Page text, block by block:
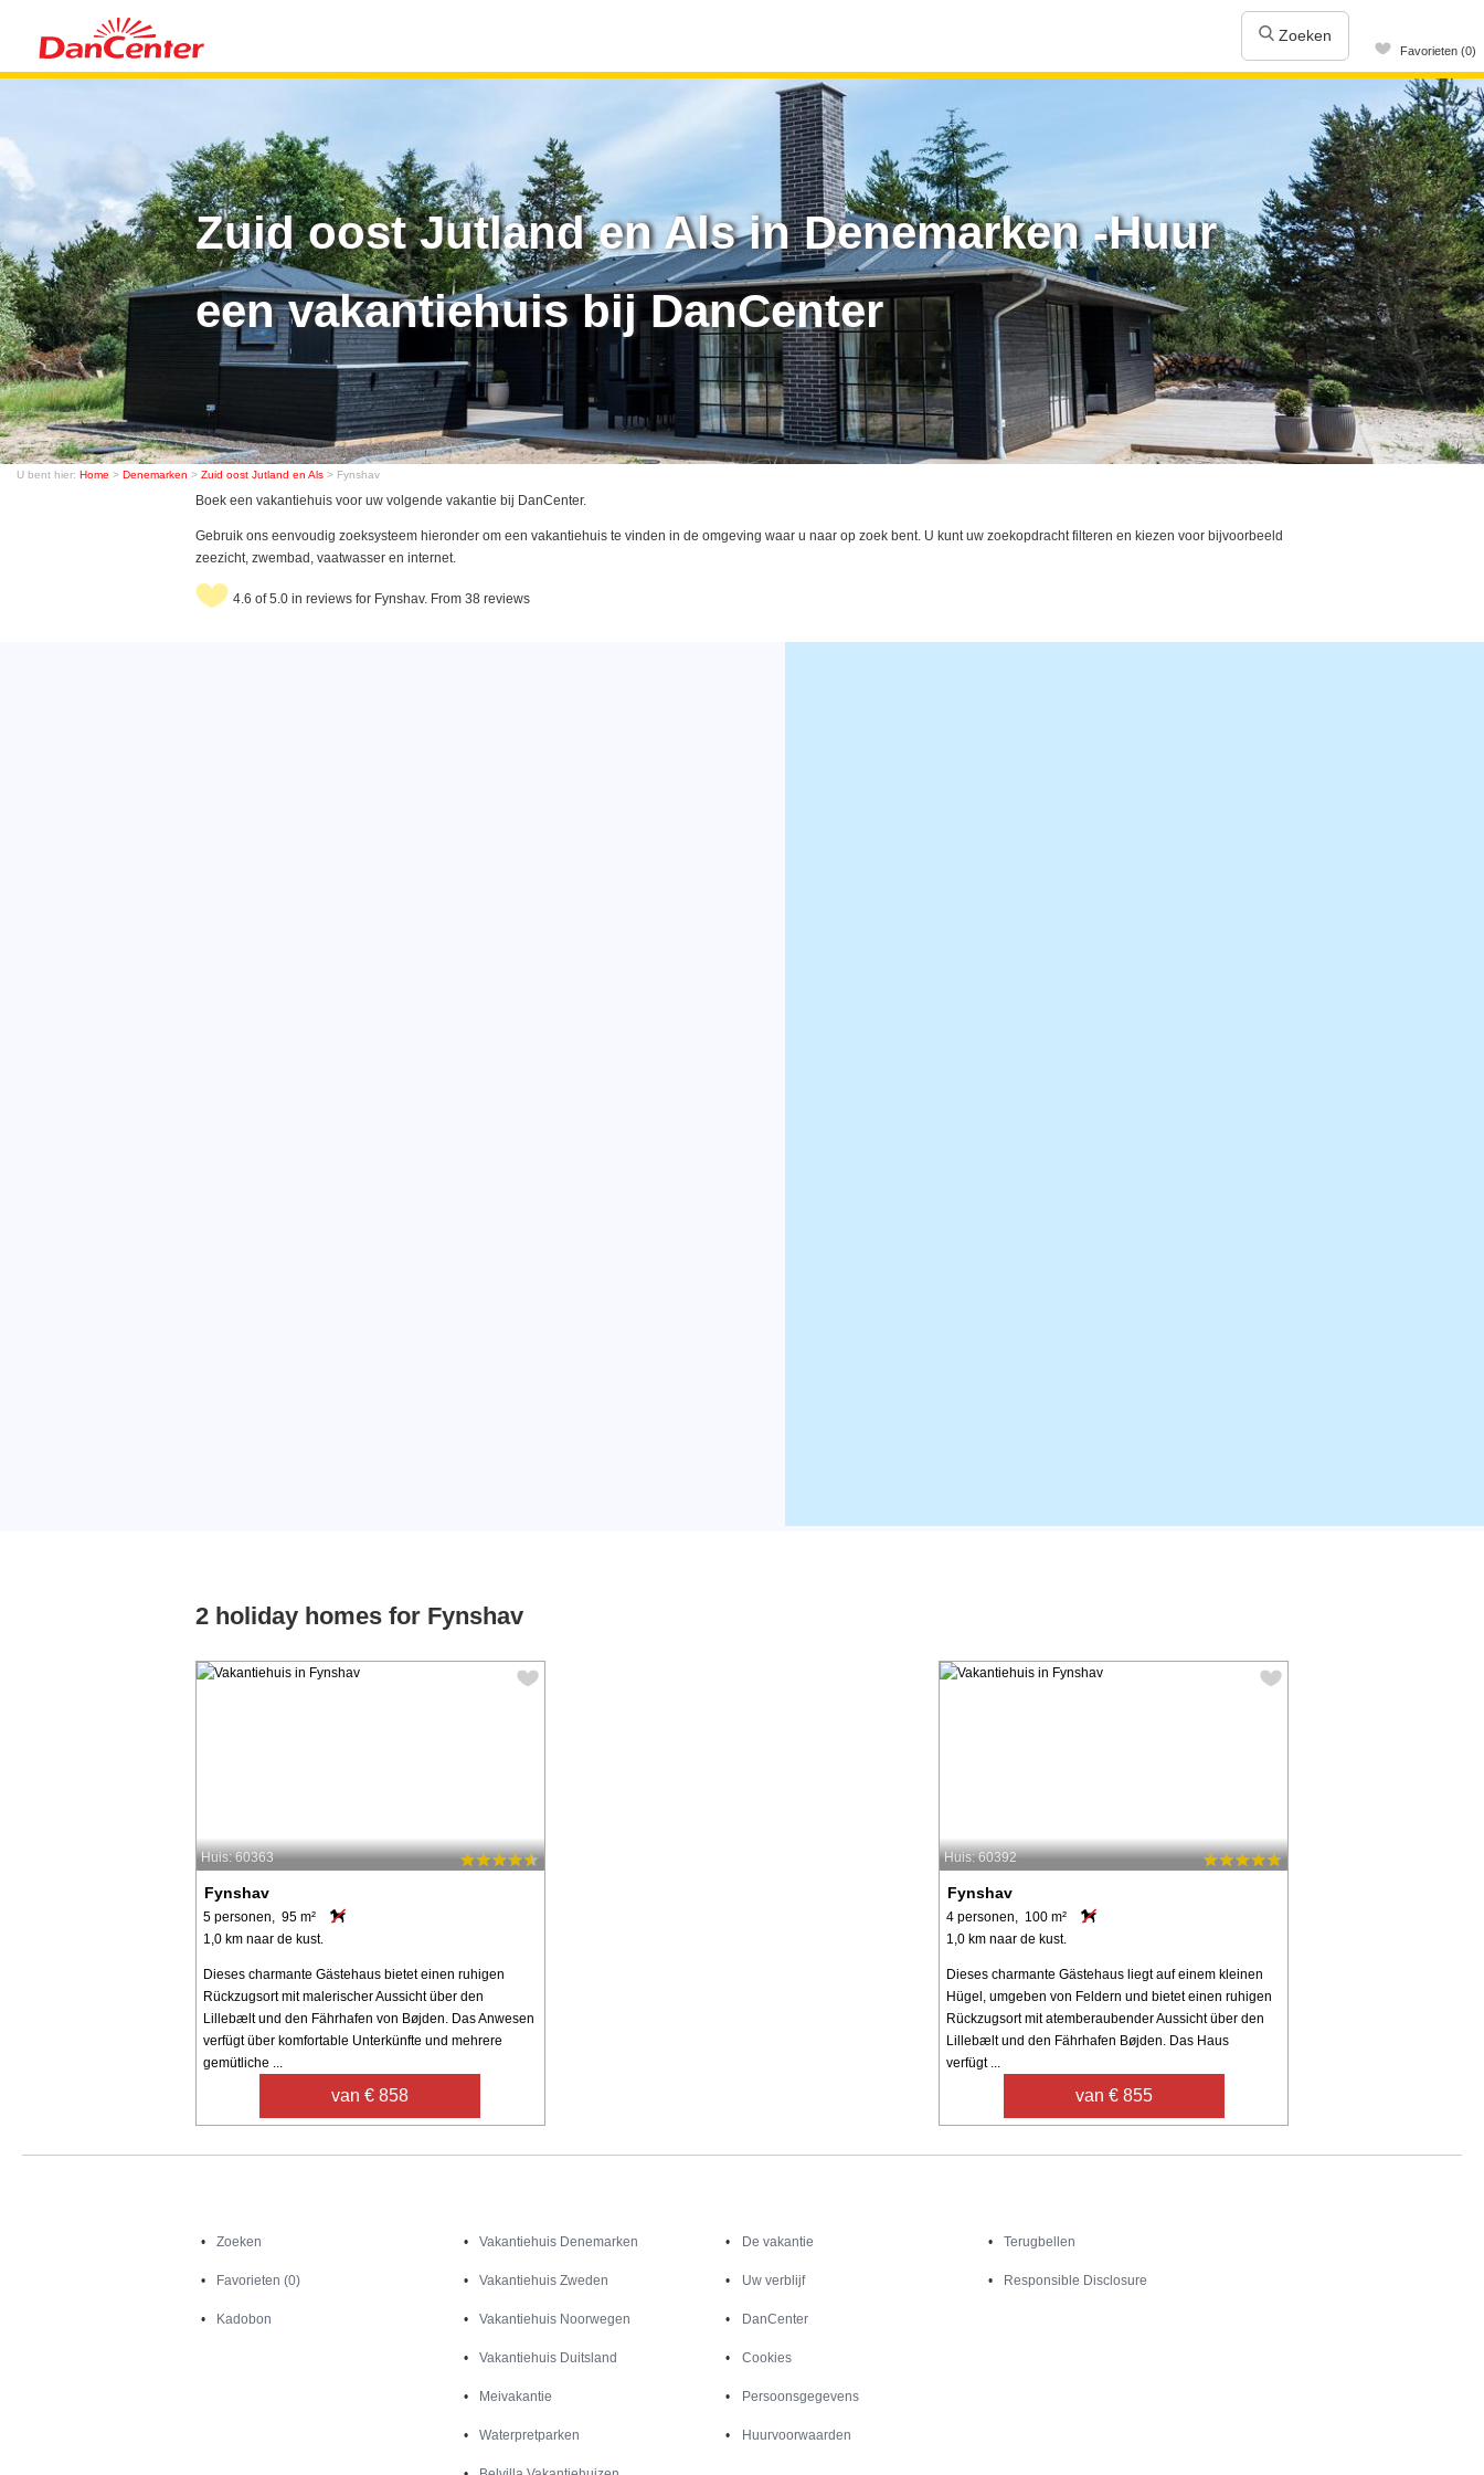
Zoeken
Favorieten (0)
Zuid oost Jutland en Als in Denemarken -Huur
een vakantiehuis bij DanCenter
U bent hier: Home > Denemarken > Zuid oost Jutland en Als > Fynshav
Boek een vakantiehuis voor uw volgende vakantie bij DanCenter.
Gebruik ons eenvoudig zoeksysteem hieronder om een vakantiehuis te vinden in de omgeving waar u naar op zoek bent. U kunt uw zoekopdracht filteren en kiezen voor bijvoorbeeld
zeezicht, zwembad, vaatwasser en internet.
4.6 of 5.0 in reviews for Fynshav. From 38 reviews
2 holiday homes for Fynshav
Huis: 60363
Fynshav
5 personen, 95 m²
1,0 km naar de kust.
Dieses charmante Gästehaus bietet einen ruhigen
Rückzugsort mit malerischer Aussicht über den
Lillebælt und den Fährhafen von Bøjden. Das Anwesen
verfügt über komfortable Unterkünfte und mehrere
gemütliche ...
van € 858
Huis: 60392
Fynshav
4 personen, 100 m²
1,0 km naar de kust.
Dieses charmante Gästehaus liegt auf einem kleinen
Hügel, umgeben von Feldern und bietet einen ruhigen
Rückzugsort mit atemberaubender Aussicht über den
Lillebælt und den Fährhafen Bøjden. Das Haus
verfügt ...
van € 855
Zoeken
Favorieten (0)
Kadobon
Vakantiehuis Denemarken
Vakantiehuis Zweden
Vakantiehuis Noorwegen
Vakantiehuis Duitsland
Meivakantie
Waterpretparken
De vakantie
Uw verblijf
DanCenter
Cookies
Persoonsgegevens
Huurvoorwaarden
Terugbellen
Responsible Disclosure